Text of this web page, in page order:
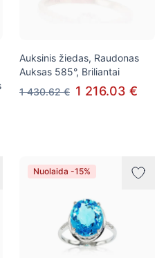
Auksinis žiedas, Raudonas
Auksas 585°, Briliantai
1 430.62 € 1 216.03 €
Nuolaida -15%